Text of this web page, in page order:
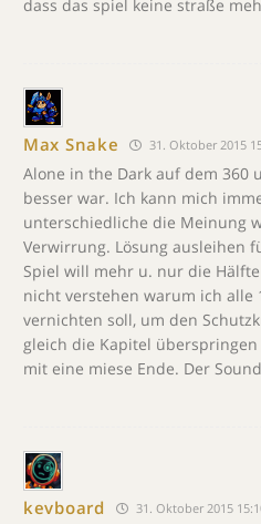
dass das spiel keine straße
Max Snake 31. Oktober 2015
Alone in the Dark auf dem 360
besser war. Ich kann mich
unterschiedliche die Meinung
Verwirrung. Lösung ausleihen
Spiel will mehr u. nur die
nicht verstehen warum ich alle
vernichten soll, um den
gleich die Kapitel
mit eine miese Ende. Der
kevboard 31. Oktober 2015